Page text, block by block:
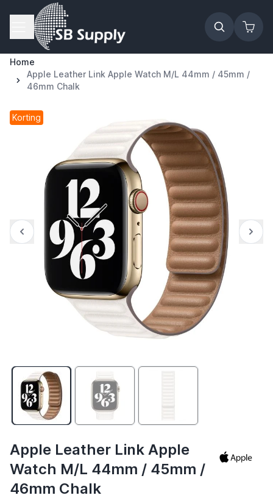
Ga naar de inhoud
Home
Apple Leather Link Apple Watch M/L 44mm / 45mm /
46mm Chalk
Korting
Apple Leather Link Apple
Watch M/L 44mm / 45mm /
46mm Chalk